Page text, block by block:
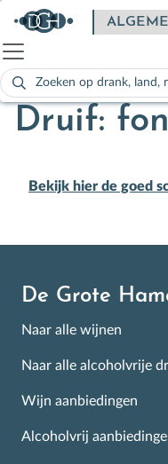
Zoeken
naar:
Als de resultaten voor
Druif:
Bekijk hier de goed
De Grote
Naar alle wijnen
Naar alle alcoholvrije
Wijn aanbiedingen
Alcoholvrij